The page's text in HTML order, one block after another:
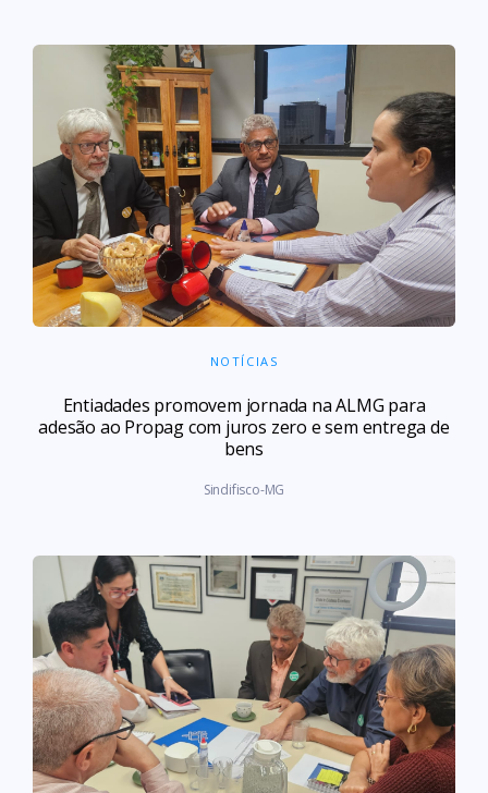
NOTÍCIAS
Entiadades promovem jornada na ALMG para
adesão ao Propag com juros zero e sem entrega de
bens
Sindifisco-MG